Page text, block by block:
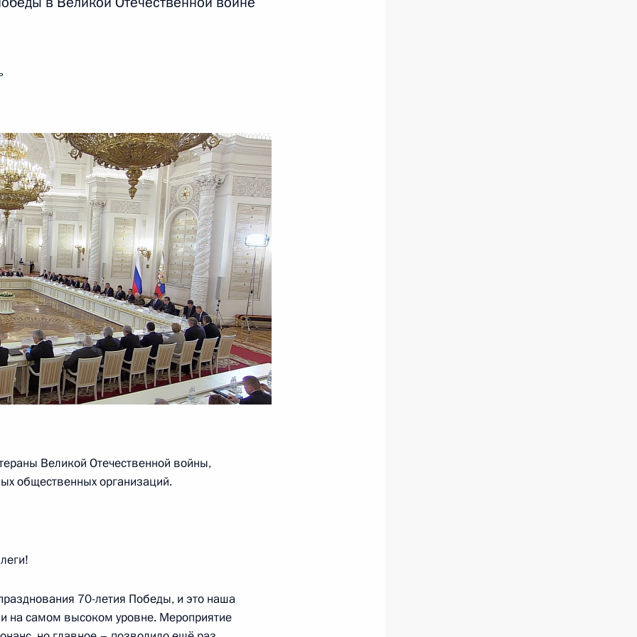
станцией
3 11м
кругов Германии
2 3м
Великой Отечественной войны,
общественных организаций.
70-летия Победы, и это наша
на самом высоком уровне. Мероприятие